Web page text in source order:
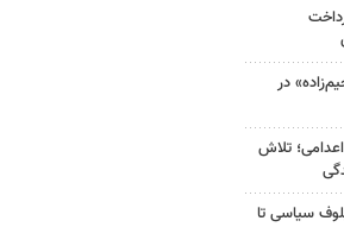
در
تلاش
سیاسی تا